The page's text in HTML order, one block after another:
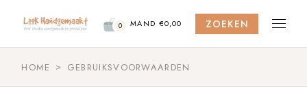
content
0 MAND €0,00 ZOEKEN
HOME GEBRUIKSVOORWAARDEN